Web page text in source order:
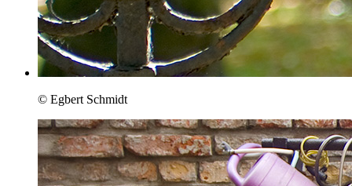
© Egbert Schmidt